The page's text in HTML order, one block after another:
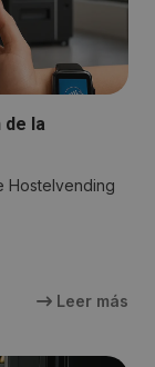
la
Hostelvending
Leer más